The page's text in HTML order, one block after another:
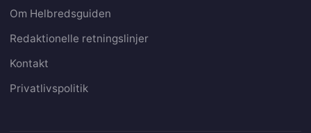
Om Helbredsguiden
Redaktionelle retningslinjer
Kontakt
Privatlivspolitik